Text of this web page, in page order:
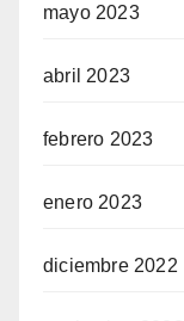
mayo 2023
abril 2023
febrero 2023
enero 2023
diciembre 2022